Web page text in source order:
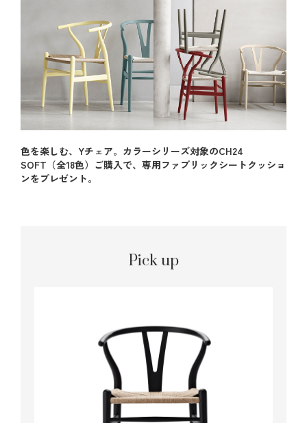
色を楽しむ、Yチェア。カラーシリーズ対象のCH24
SOFT（全18色）ご購入で、専用ファブリックシートクッショ
ンをプレゼント。
Pick up